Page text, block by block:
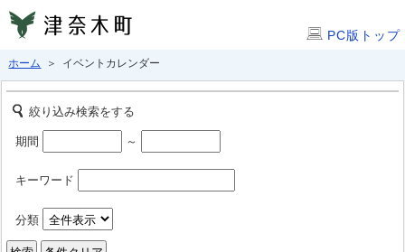
PC版トップ
ホーム ＞ イベントカレンダー
絞り込み検索をする
期間 ～
キーワード
分類